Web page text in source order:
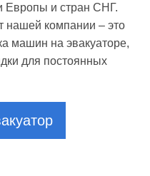
Европы и стран СНГ.
нашей компании – это
машин на эвакуаторе,
для постоянных